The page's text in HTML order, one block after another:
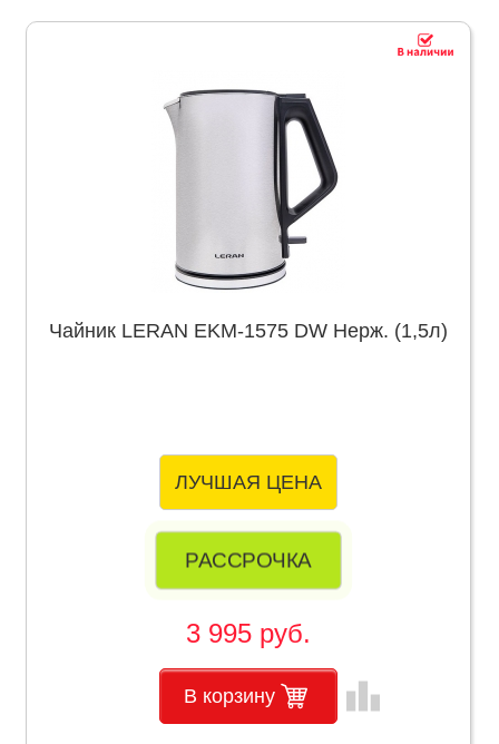
Чайник LERAN EKM-1575 DW Нерж. (1,5л)
ЛУЧШАЯ ЦЕНА
РАССРОЧКА
3 995 руб.
В корзину leaderboard